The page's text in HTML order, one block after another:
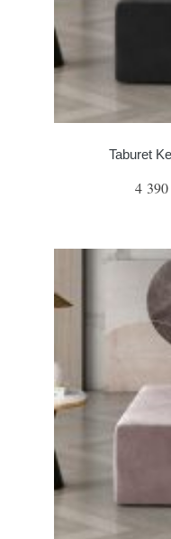
Taburet
4